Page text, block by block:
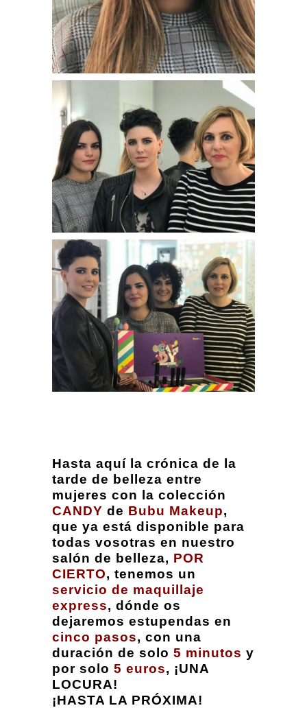
Hasta aquí la crónica de la
tarde de belleza entre
mujeres con la colección
CANDY de Bubu Makeup,
que ya está disponible para
todas vosotras en nuestro
salón de belleza, POR
CIERTO, tenemos un
servicio de maquillaje
express, dónde os
dejaremos estupendas en
cinco pasos, con una
duración de solo 5 minutos y
por solo 5 euros, ¡UNA
LOCURA!
¡HASTA LA PRÓXIMA!